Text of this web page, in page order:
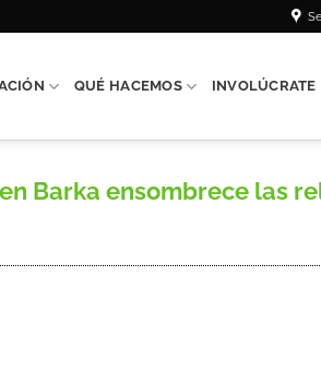
QUÉ HACEMOS INVOLÚCRATE
Barka ensombrece las